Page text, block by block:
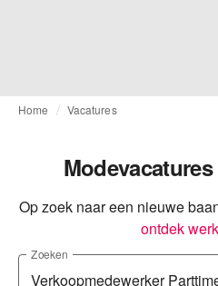
Home Vacatures
Op zoek naar een nieuwe
ontdek
Zoeken